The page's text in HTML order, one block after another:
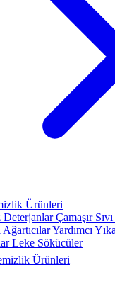
Ürünleri
DeterjanlarÇamaşır
AğartıcılarYardımcı
Leke Sökücüler
Ürünleri